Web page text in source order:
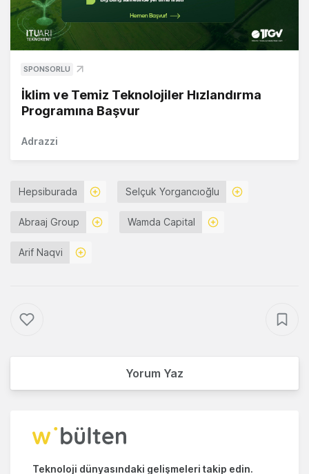
SPONSORLU
İklim ve Temiz Teknolojiler Hızlandırma
Programına Başvur
Adrazzi
Hepsiburada Selçuk Yorgancıoğlu
Abraaj Group Wamda Capital
Arif Naqvi
Yorum Yaz
Teknoloji dünyasındaki gelişmeleri takip edin.